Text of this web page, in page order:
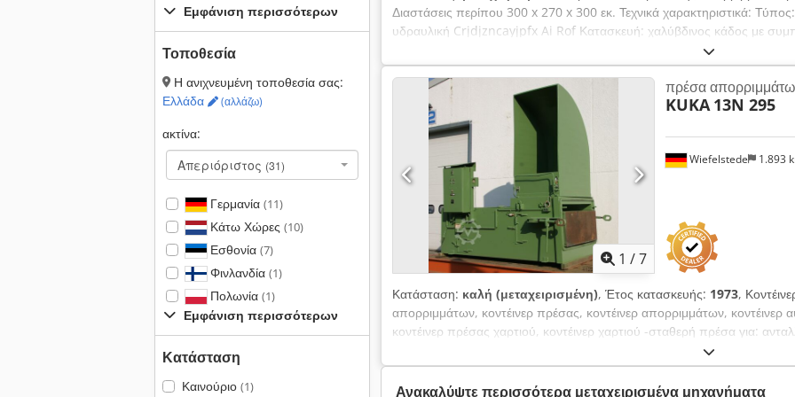
Εμφάνιση περισσότερων
Τοποθεσία
Η ανιχνευμένη τοποθεσία σας:
Ελλάδα
(αλλάζω)
ακτίνα:
Απεριόριστος (31)
Γερμανία (11)
Κάτω Χώρες (10)
Εσθονία (7)
Φινλανδία (1)
Πολωνία (1)
Εμφάνιση περισσότερων
Κατάσταση
Καινούριο (1)
Διαστάσεις περίπου 300 x 270 x 300 εκ. Τεχνικά χαρακτηριστικά:
υδραυλική Crjdjzncayjpfx Ai Rof Κατασκευή: χαλύβδινος κάδος με
Διαστάσεις (περίπου): 300 x 270 x 300 εκ. Κατάσταση: μεταχειρισμένο
1 /7
Wiefelstede 1.893
πρέσα
KUKA 13N 295
Κατάσταση: καλή (μεταχειρισμένη), Έτος κατασκευής: 1973,
απορριμμάτων, κοντέινερ πρέσας, κοντέινερ απορριμμάτων,
κοντέινερ πρέσας χαρτιού, κοντέινερ χαρτιού -σταθερή πρέσα για:
σκεπαστή -διαδικασία συμπίεσης: υδραυλική -διαδικασία συμπίεσης:
-διακόπτης έκτακτης ανάγκης ασφαλείας: στην θυρίδα εισόδου -
εμβόλου: 1100 mm -διαστάσεις μεταφοράς: 2100 x 4500 mm -πλευρικά
Ανακαλύψτε περισσότερα μεταχειρισμένα μηχανήματα